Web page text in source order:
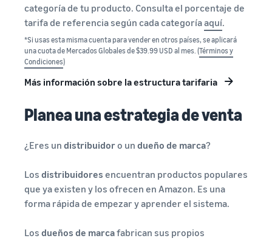
categoría de tu producto. Consulta el porcentaje de
tarifa de referencia según cada categoríaaquí.
*Si usas esta misma cuenta para vender en otros países, se aplicará
una cuota de Mercados Globales de $39.99 USD al mes. (Términos y
Condiciones)
Más información sobre la estructura tarifaria
Planea una estrategia de venta
¿Eres un distribuidoro un dueño de marca?
Los distribuidores encuentran productos populares
que ya existen y los ofrecen en Amazon. Es una
forma rápida de empezar y aprender el sistema.
Los dueños de marcafabrican sus propios